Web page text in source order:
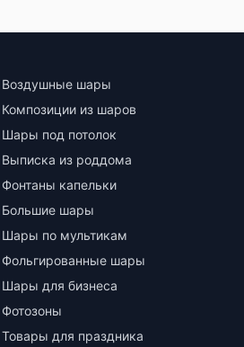
Воздушные шары
Композиции из шаров
Шары под потолок
Выписка из роддома
Фонтаны капельки
Большие шары
Шары по мультикам
Фольгированные шары
Шары для бизнеса
Фотозоны
Товары для праздника